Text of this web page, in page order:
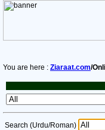
You are here : Ziaraat.com/
Search (Urdu/Roman)